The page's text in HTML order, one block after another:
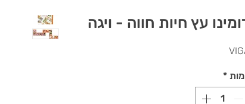
עץ חיות חווה - ויגה
*